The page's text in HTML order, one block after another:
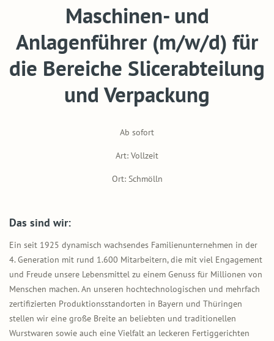
Maschinen- und
Anlagenführer (m/w/d) für
die Bereiche Slicerabteilung
und Verpackung
Ab sofort
Art: Vollzeit
Ort: Schmölln
Das sind wir:
Ein seit 1925 dynamisch wachsendes Familienunternehmen in der
4. Generation mit rund 1.600 Mitarbeitern, die mit viel Engagement
und Freude unsere Lebensmittel zu einem Genuss für Millionen von
Menschen machen. An unseren hochtechnologischen und mehrfach
zertifizierten Produktionsstandorten in Bayern und Thüringen
stellen wir eine große Breite an beliebten und traditionellen
Wurstwaren sowie auch eine Vielfalt an leckeren Fertiggerichten